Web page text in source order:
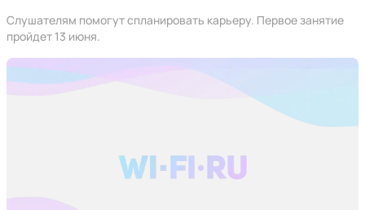
Слушателям помогут спланировать карьеру. Первое занятие
пройдет 13 июня.